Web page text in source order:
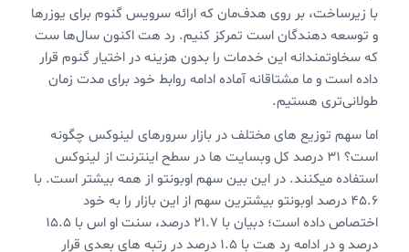
با زیرساخت، بر روی هدف‌مان که ارائه سرویس گنوم برای یوزرها
و توسعه دهندگان است تمرکز کنیم. رد هت اکنون سال‌ها ست
که سخاوتمندانه این خدمات را بدون هزینه در اختیار گنوم قرار
داده است و ما مشتاقانه آماده ادامه روابط خود برای مدت زمان
طولانی‌تری هستیم.
اما سهم توزیع های مختلف در بازار سرورهای لینوکس چگونه
است؟ ۳۱ درصد کل وبسایت ها در سطح اینترنت از لینوکس
استفاده میکنند. در این بین سهم اوبونتو از همه بیشتر است. با
۴۵.۶ درصد اوبونتو بیشترین سهم از این بازار را به خود
اختصاص داده است؛ دبیان با ۲۱.۷ درصد، سنت او اس با ۱۵.۵
درصد و در ادامه رد هت با ۱.۵ درصد در رتبه های بعدی قرار